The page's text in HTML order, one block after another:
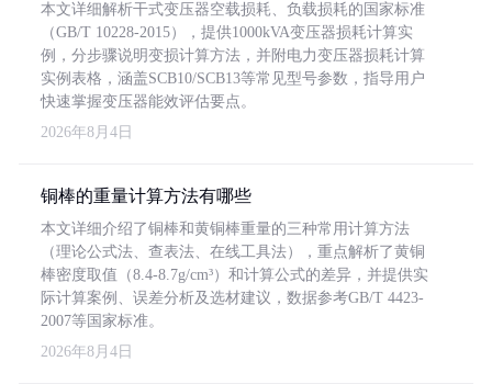
本文详细解析干式变压器空载损耗、负载损耗的国家标准
（GB/T 10228-2015），提供1000kVA变压器损耗计算实
例，分步骤说明变损计算方法，并附电力变压器损耗计算
实例表格，涵盖SCB10/SCB13等常见型号参数，指导用户
快速掌握变压器能效评估要点。
2026年8月4日
铜棒的重量计算方法有哪些
本文详细介绍了铜棒和黄铜棒重量的三种常用计算方法
（理论公式法、查表法、在线工具法），重点解析了黄铜
棒密度取值（8.4-8.7g/cm³）和计算公式的差异，并提供实
际计算案例、误差分析及选材建议，数据参考GB/T 4423-
2007等国家标准。
2026年8月4日